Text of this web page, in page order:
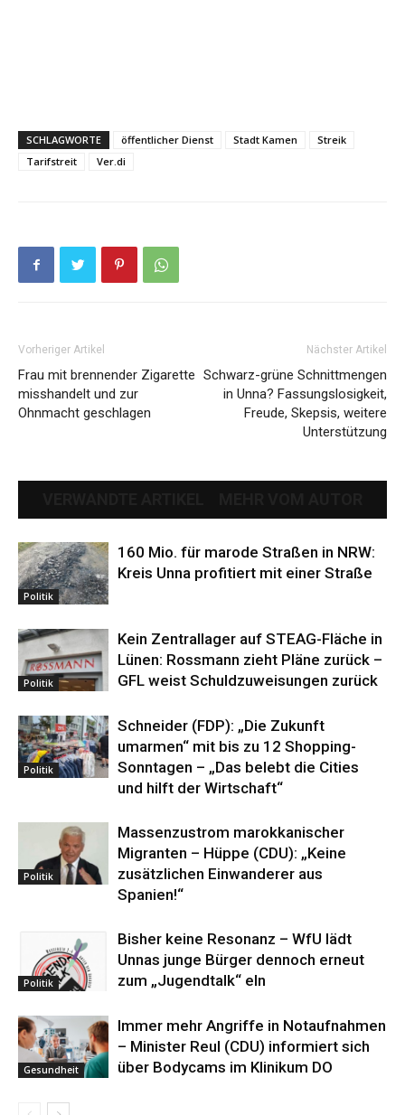
SCHLAGWORTE öffentlicher Dienst Stadt Kamen
Streik
Tarifstreit
Ver.di
Vorheriger Artikel
Frau mit brennender Zigarette
misshandelt und zur
Ohnmacht geschlagen
Nächster Artikel
Schwarz-grüne Schnittmengen
in Unna? Fassungslosigkeit,
Freude, Skepsis, weitere
Unterstützung
Politik
160 Mio. für marode Straßen in NRW:
Kreis Unna profitiert mit einer Straße
Politik
Kein Zentrallager auf STEAG-Fläche in
Lünen: Rossmann zieht Pläne zurück –
GFL weist Schuldzuweisungen zurück
Politik
Schneider (FDP): „Die Zukunft
umarmen“ mit bis zu 12 Shopping-
Sonntagen – „Das belebt die Cities
und hilft der Wirtschaft“
Politik
Massenzustrom marokkanischer
Migranten – Hüppe (CDU): „Keine
zusätzlichen Einwanderer aus
Spanien!“
Politik
Bisher keine Resonanz – WfU lädt
Unnas junge Bürger dennoch erneut
zum „Jugendtalk“ eln
Gesundheit
Immer mehr Angriffe in Notaufnahmen
– Minister Reul (CDU) informiert sich
über Bodycams im Klinikum DO